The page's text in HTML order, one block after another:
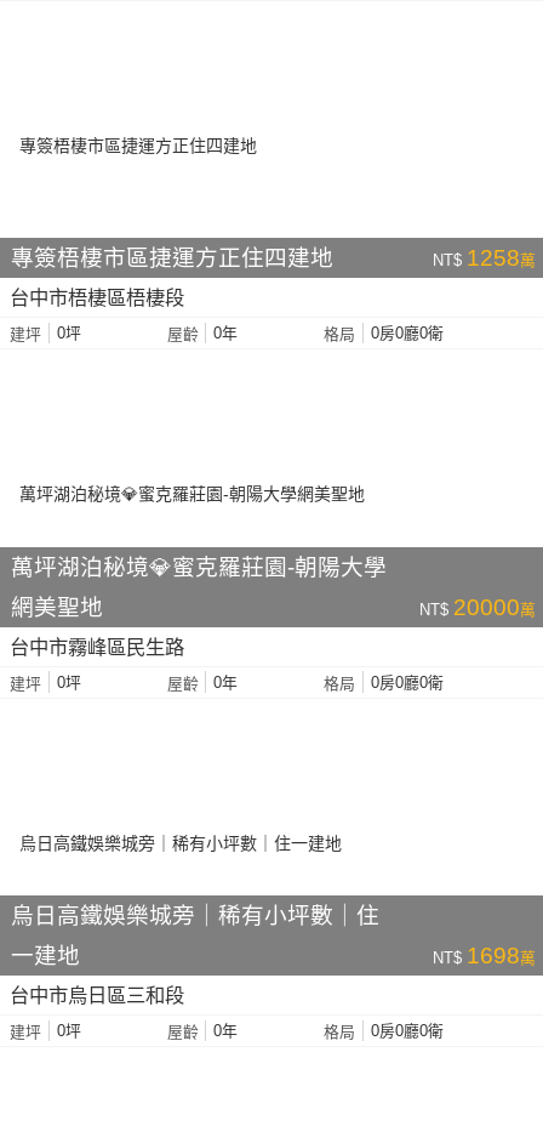
專簽梧棲市區捷運方正住四建地 NT$ 1258萬
台中市梧棲區梧棲段
建坪 0坪 屋齡 0年 格局 0房0廳0衛
萬坪湖泊秘境💎蜜克羅莊園-朝陽大學
網美聖地
NT$ 20000萬
台中市霧峰區民生路
建坪 0坪 屋齡 0年 格局 0房0廳0衛
烏日高鐵娛樂城旁｜稀有小坪數｜住
一建地
NT$ 1698萬
台中市烏日區三和段
建坪 0坪 屋齡 0年 格局 0房0廳0衛